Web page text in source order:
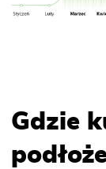
Gdzie